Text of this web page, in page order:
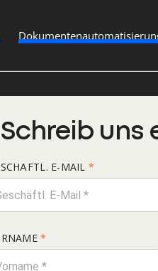
Schreib uns